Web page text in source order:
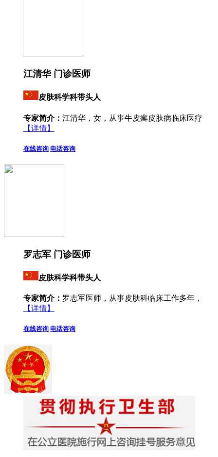
江清华 门诊医师
皮肤科学科带头人
专家简介： 江清华，女，从事牛皮癣皮肤病临床医疗
【详情】
在线咨询 电话咨询
罗志军 门诊医师
皮肤科学科带头人
专家简介： 罗志军医师，从事皮肤科临床工作多年，
【详情】
在线咨询 电话咨询